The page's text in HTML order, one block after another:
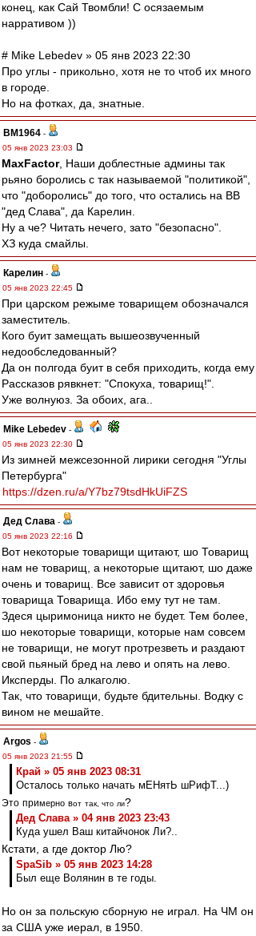
конец, как Сай Твомбли! С осязаемым
нарративом ))
# Mike Lebedev » 05 янв 2023 22:30
Про углы - прикольно, хотя не то чтоб их много
в городе.
Но на фотках, да, знатные.
BM1964 -
05 янв 2023 23:03
MaxFactor, Наши доблестные админы так
рьяно боролись с так называемой "политикой",
что "доборолись" до того, что остались на ВВ
"дед Слава", да Карелин.
Ну а че? Читать нечего, зато "безопасно".
ХЗ куда смайлы.
Карелин -
05 янв 2023 22:45
При царском режыме товарищем обозначался
заместитель.
Кого буит замещать вышеозвученный
недообследованный?
Да он полгода буит в себя приходить, когда ему
Рассказов рявкнет: "Спокуха, товарищ!".
Уже волнуюз. За обоих, ага..
Mike Lebedev -
05 янв 2023 22:30
Из зимней межсезонной лирики сегодня "Углы
Петербурга"
https://dzen.ru/a/Y7bz79tsdHkUiFZS
Дед Слава -
05 янв 2023 22:16
Вот некоторые товарищи щитают, шо Товарищ
нам не товарищ, а некоторые щитают, шо даже
очень и товарищ. Все зависит от здоровья
товарища Товарища. Ибо ему тут не там.
Здеся цыримоница никто не будет. Тем более,
шо некоторые товарищи, которые нам совсем
не товарищи, не могут протрезветь и раздают
свой пьяный бред на лево и опять на лево.
Иксперды. По алкаголю.
Так, что товарищи, будьте бдительны. Водку с
вином не мешайте.
Argos -
05 янв 2023 21:55
Край » 05 янв 2023 08:31
Осталось только начать мЕНятЬ шРифТ...)
Это примерно вот так , что ли?
Дед Слава » 04 янв 2023 23:43
Куда ушел Ваш китайчонок Ли?..
Кстати, а где доктор Лю?
SpaSib » 05 янв 2023 14:28
Был еще Волянин в те годы.
Но он за польскую сборную не играл. На ЧМ он
за США уже иерал, в 1950.